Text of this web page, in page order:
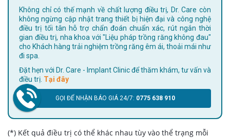
Không chỉ có thế mạnh về chất lượng điều trị, Dr. Care còn
không ngừng cập nhật trang thiết bị hiện đại và công nghệ
điều trị tối tân hỗ trợ chẩn đoán chuẩn xác, rút ngắn thời
gian điều trị, nha khoa với "Liệu pháp trồng răng không đau"
cho Khách hàng trải nghiệm trồng răng êm ái, thoải mái như
đi spa.
Đặt hẹn với Dr. Care - Implant Clinic để thăm khám, tư vấn và
điều trị. Tại đây
GỌI ĐỂ NHẬN BÁO GIÁ 24/7: 0775 638 910
(*) Kết quả điều trị có thể khác nhau tùy vào thể trạng mỗi